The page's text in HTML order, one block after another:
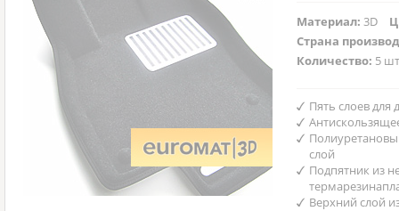
Материал:3D
Страна
Количество: 5
Пять слоев
слой
Подпятник из
Верхний слой